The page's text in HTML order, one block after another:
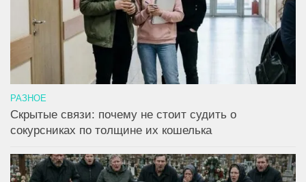
РАЗНОЕ
Скрытые связи: почему не стоит судить о
сокурсниках по толщине их кошелька